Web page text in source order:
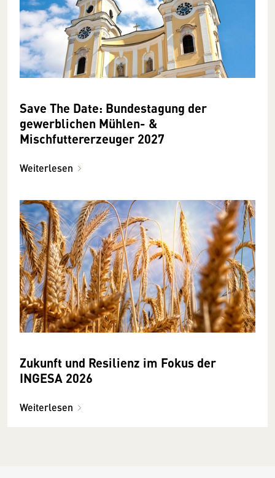
Save The Date: Bundestagung der
gewerblichen Mühlen- &
Mischfuttererzeuger 2027
Weiterlesen
Zukunft und Resilienz im Fokus der
INGESA 2026
Weiterlesen